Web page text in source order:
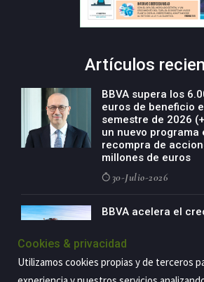
Artículos
BBVA supera los
euros de beneficio
semestre de 2026
un nuevo
recompra de
millones de euros
30-Julio-2026
BBVA acelera el
de especialización
países
29-Julio-2026
Cookies & privacidad
Utilizamos cookies propias y de terceros